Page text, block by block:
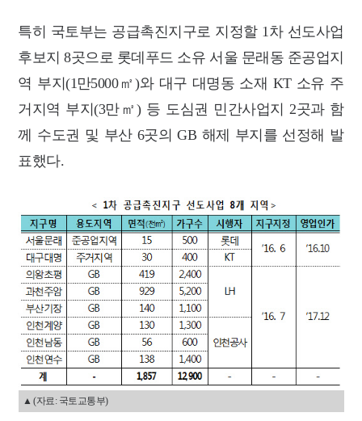
특히 국토부는 공급촉진지구로 지정할 1차 선도사업
후보지 8곳으로 롯데푸드 소유 서울 문래동 준공업지
역 부지(1만5000㎡)와 대구 대명동 소재 KT 소유 주
거지역 부지(3만㎡) 등 도심권 민간사업지 2곳과 함
께 수도권 및 부산 6곳의 GB 해제 부지를 선정해 발
표했다.
▲ (자료: 국토교통부)